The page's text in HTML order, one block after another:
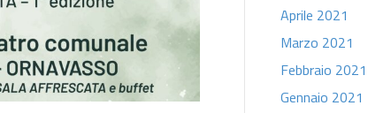
Aprile 2021
Marzo 2021
Febbraio 2021
Gennaio 2021